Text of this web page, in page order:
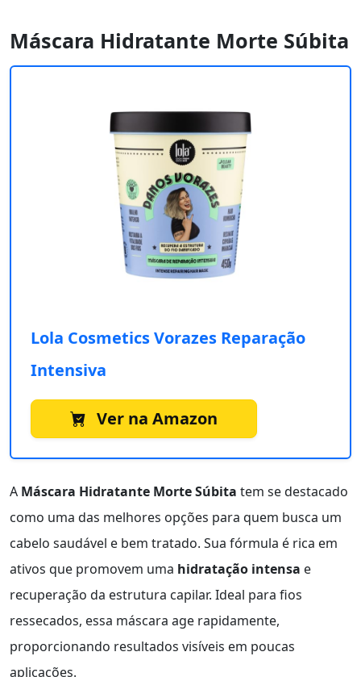
Máscara Hidratante Morte Súbita
Lola Cosmetics Vorazes Reparação
Intensiva
Ver na Amazon
A Máscara Hidratante Morte Súbita tem se destacado
como uma das melhores opções para quem busca um
cabelo saudável e bem tratado. Sua fórmula é rica em
ativos que promovem uma hidratação intensa e
recuperação da estrutura capilar. Ideal para fios
ressecados, essa máscara age rapidamente,
proporcionando resultados visíveis em poucas
aplicações.